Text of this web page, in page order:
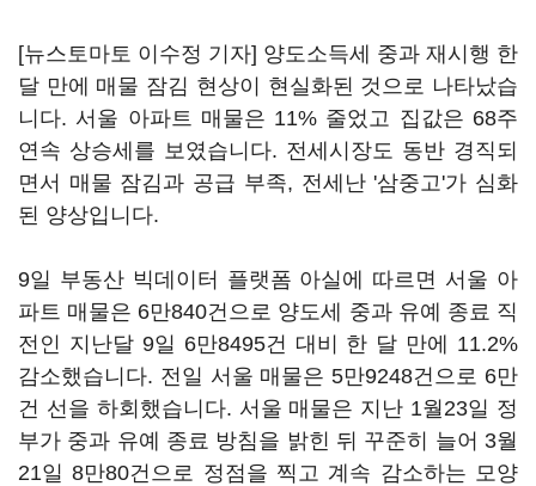
[뉴스토마토 이수정 기자] 양도소득세 중과 재시행 한
달 만에 매물 잠김 현상이 현실화된 것으로 나타났습
니다. 서울 아파트 매물은 11% 줄었고 집값은 68주
연속 상승세를 보였습니다. 전세시장도 동반 경직되
면서 매물 잠김과 공급 부족, 전세난 '삼중고'가 심화
된 양상입니다.
9일 부동산 빅데이터 플랫폼 아실에 따르면 서울 아
파트 매물은 6만840건으로 양도세 중과 유예 종료 직
전인 지난달 9일 6만8495건 대비 한 달 만에 11.2%
감소했습니다. 전일 서울 매물은 5만9248건으로 6만
건 선을 하회했습니다. 서울 매물은 지난 1월23일 정
부가 중과 유예 종료 방침을 밝힌 뒤 꾸준히 늘어 3월
21일 8만80건으로 정점을 찍고 계속 감소하는 모양